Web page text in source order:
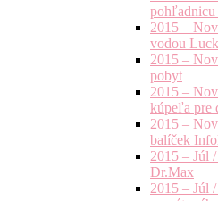
pohľadnicu
2015 –
vodou
2015 –
pobyt
2015 –
kúpeľa pre
2015 –
balíček
2015 – Júl
Dr.Max
2015 – Júl